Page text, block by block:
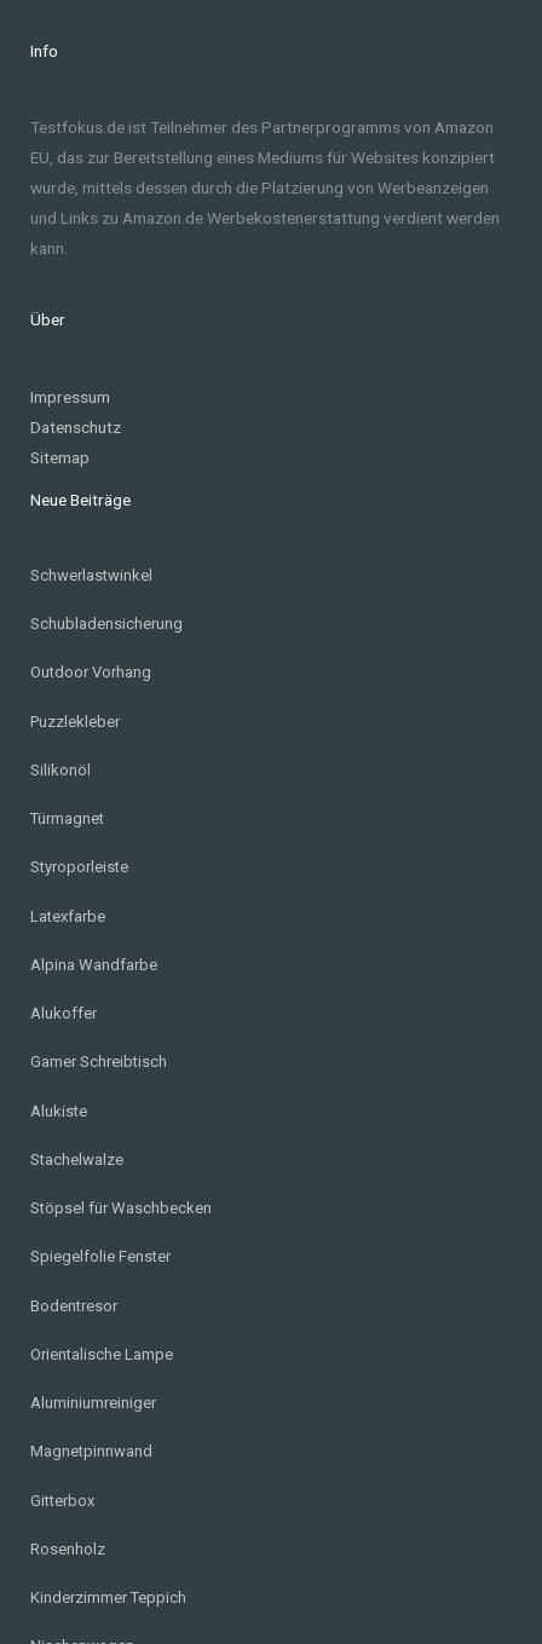
Info
Testfokus.de ist Teilnehmer des Partnerprogramms von Amazon
EU, das zur Bereitstellung eines Mediums für Websites konzipiert
wurde, mittels dessen durch die Platzierung von Werbeanzeigen
und Links zu Amazon.de Werbekostenerstattung verdient werden
kann.
Über
Impressum
Datenschutz
Sitemap
Neue Beiträge
Schwerlastwinkel
Schubladensicherung
Outdoor Vorhang
Puzzlekleber
Silikonöl
Türmagnet
Styroporleiste
Latexfarbe
Alpina Wandfarbe
Alukoffer
Gamer Schreibtisch
Alukiste
Stachelwalze
Stöpsel für Waschbecken
Spiegelfolie Fenster
Bodentresor
Orientalische Lampe
Aluminiumreiniger
Magnetpinnwand
Gitterbox
Rosenholz
Kinderzimmer Teppich